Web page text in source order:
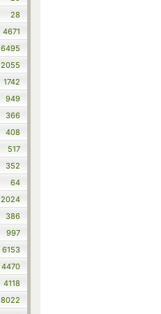
28
4671
6495
2055
1742
949
366
408
517
352
64
2024
386
997
6153
4470
4118
8022